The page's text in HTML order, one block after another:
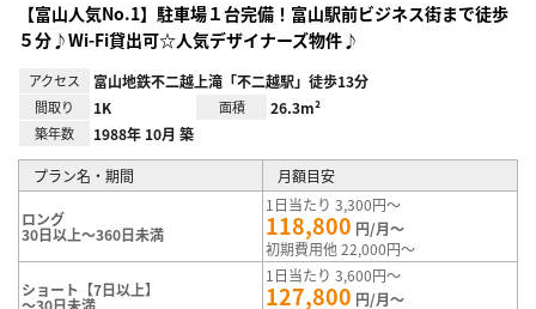
【富山人気No.1】駐車場１台完備！富山駅前ビジネス街まで徒歩
５分♪Wi-Fi貸出可☆人気デザイナーズ物件♪
アクセス 富山地鉄不二越上滝「不二越駅」徒歩13分
間取り 1K 面積 26.3m²
築年数 1988年 10月 築
プラン名・期間 月額目安
ロング
30日以上～360日未満
1日当たり 3,300円～
118,800 円/月～
初期費用他 22,000円～
ショート【7日以上】
1日当たり 3,600円～
127,800 円/月～